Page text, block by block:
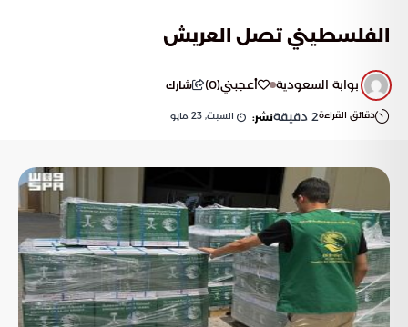
الفلسطيني تصل العريش
بوابة السعودية أعجبني(
0
) شارك
دقائق القراءة2 دقيقةنشر: السبت, 23 مايو